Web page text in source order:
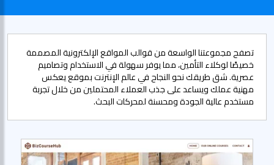
تصفح مجموعتنا الواسعة من قوالب المواقع الإلكترونية المصممة
خصيصًا لوكلاء التأمين، مما يوفر سهولة في الاستخدام وتصاميم
عصرية. شق طريقك نحو النجاح في عالم الإنترنت بموقع يعكس
مهنية عملك ويساعد على جذب العملاء المحتملين من خلال تجربة
مستخدم عالية الجودة ومحسنة لمحركات البحث.